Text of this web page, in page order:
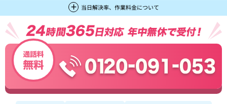
当日解決率、作業料金について